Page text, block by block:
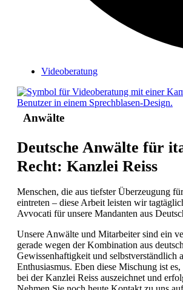
Videoberatung
Anwälte
Deutsche Anwälte für
Recht: Kanzlei Reiss
Menschen, die aus tiefster Überzeugung
eintreten – diese Arbeit leisten wir
Avvocati für unsere Mandanten aus
Unsere Anwälte und Mitarbeiter sind ein
gerade wegen der Kombination aus
Gewissenhaftigkeit und selbstverständlich
Enthusiasmus. Eben diese Mischung ist
bei der Kanzlei Reiss auszeichnet und